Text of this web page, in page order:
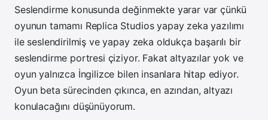
Seslendirme konusunda değinmekte yarar var çünkü
oyunun tamamı Replica Studios yapay zeka yazılımı
ile seslendirilmiş ve yapay zeka oldukça başarılı bir
seslendirme portresi çiziyor. Fakat altyazılar yok ve
oyun yalnızca İngilizce bilen insanlara hitap ediyor.
Oyun beta sürecinden çıkınca, en azından, altyazı
konulacağını düşünüyorum.